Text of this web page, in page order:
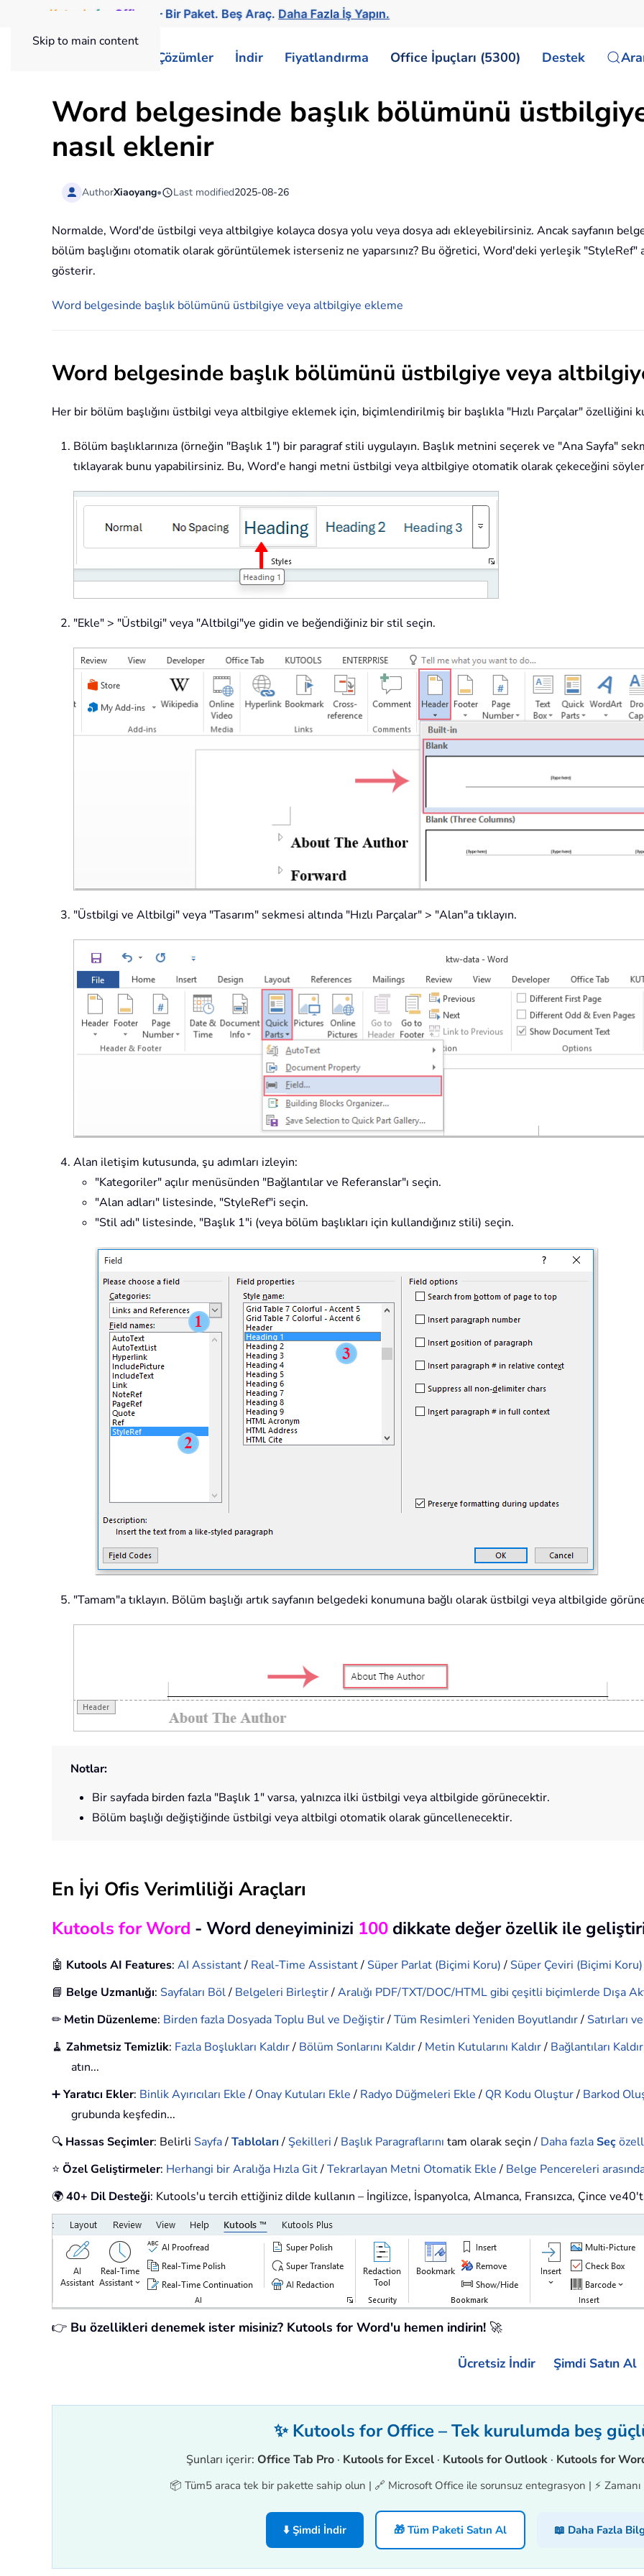
Skip to main content
Kutools for Office — Bir Paket. Beş Araç.Daha Fazla İş Yapın.
Çözümler İndir Fiyatlandırma Office İpuçları (5300) Destek
Word belgesinde başlık bölümünü
nasıl eklenir
AuthorXiaoyang• Last modified2025-08-26
Normalde, Word'de üstbilgi veya altbilgiye kolayca dosya yolu veya dosya adı ekleyebilirsiniz. Ancak sayfanın
bölüm başlığını otomatik olarak görüntülemek isterseniz ne yaparsınız? Bu öğretici, Word'deki yerleşik "StyleRef"
gösterir.
Word belgesinde başlık bölümünü üstbilgiye veya altbilgiye ekleme
Word belgesinde başlık bölümünü üstbilgiye veya
Her bir bölüm başlığını üstbilgi veya altbilgiye eklemek için, biçimlendirilmiş bir başlıkla "Hızlı Parçalar" özelliğini
Bölüm başlıklarınıza (örneğin "Başlık 1") bir paragraf stili uygulayın. Başlık metnini seçerek ve "Ana Sayfa"
tıklayarak bunu yapabilirsiniz. Bu, Word'e hangi metni üstbilgi veya altbilgiye otomatik olarak çekeceğini
"Ekle" > "Üstbilgi" veya "Altbilgi"ye gidin ve beğendiğiniz bir stil seçin.
"Üstbilgi ve Altbilgi" veya "Tasarım" sekmesi altında "Hızlı Parçalar" > "Alan"a tıklayın.
Alan iletişim kutusunda, şu adımları izleyin:
"Kategoriler" açılır menüsünden "Bağlantılar ve Referanslar"ı seçin.
"Alan adları" listesinde, "StyleRef"i seçin.
"Stil adı" listesinde, "Başlık 1"i (veya bölüm başlıkları için kullandığınız stili) seçin.
"Tamam"a tıklayın. Bölüm başlığı artık sayfanın belgedeki konumuna bağlı olarak üstbilgi veya altbilgide
Notlar:
Bir sayfada birden fazla "Başlık 1" varsa, yalnızca ilki üstbilgi veya altbilgide görünecektir.
Bölüm başlığı değiştiğinde üstbilgi veya altbilgi otomatik olarak güncellenecektir.
En İyi Ofis Verimliliği Araçları
Kutools for Word - Word deneyiminizi 100 dikkate değer özellik ile
🤖 Kutools AI Features: AI Assistant/ Real-Time Assistant/ Süper Parlat (Biçimi Koru)/ Süper Çeviri (Biçimi Koru)
📘 Belge Uzmanlığı: Sayfaları Böl/ Belgeleri Birleştir/Aralığı PDF/TXT/DOC/HTML gibi çeşitli biçimlerde Dışa
✏ Metin Düzenleme: Birden fazla Dosyada Toplu Bul ve Değiştir/Tüm Resimleri Yeniden Boyutlandır/ Satırları
🧹 Zahmetsiz Temizlik: Fazla Boşlukları Kaldır/ Bölüm Sonlarını Kaldır/ Metin Kutularını Kaldır/ Bağlantıları Kaldır
atın...
➕Yaratıcı Ekler: Binlik Ayırıcıları Ekle/ Onay Kutuları Ekle/ Radyo Düğmeleri Ekle/ QR Kodu Oluştur/ Barkod
grubunda keşfedin...
🔍 Hassas Seçimler: Belirli Sayfa/Tabloları/ Şekilleri/ Başlık Paragraflarını tam olarak seçin / Daha fazlaSeç
⭐ Özel Geliştirmeler: Herhangi bir Aralığa Hızla Git/Tekrarlayan Metni Otomatik Ekle/ Belge Pencereleri
🌍40+ Dil Desteği: Kutools'u tercih ettiğiniz dilde kullanın – İngilizce, İspanyolca, Almanca, Fransızca, Çince
👉 Bu özellikleri denemek ister misiniz? Kutools for Word'u hemen indirin! 🚀
Ücretsiz İndir Şimdi Satın Al
✨ Kutools for Office – Tek kurulumda beş
Şunları içerir: Office Tab Pro· Kutools for Excel· Kutools for Outlook· Kutools for
📦 Tüm5 araca tek bir pakette sahip olun | 🔗 Microsoft Office ile sorunsuz entegrasyon | ⚡ Zamanı
⬇️ Şimdi İndir 🎁 Tüm Paketi Satın Al 📖 Daha Fazla